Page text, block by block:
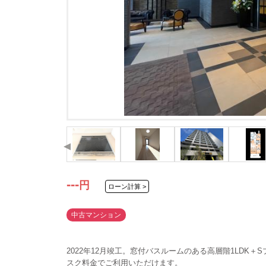
--- 円 ローン計算 >
中古マンション
2022年12月竣工。窓付バスルームのある高層階1LDK＋
スク料金でご利用いただけます。